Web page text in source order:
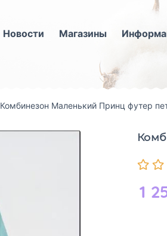
Новости Магазины
Комбинезон Маленький Принц футер
1